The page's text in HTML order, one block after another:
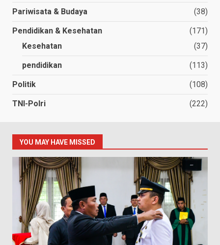
Pariwisata & Budaya (38)
Pendidikan & Kesehatan
(171)
Kesehatan
(37)
pendidikan (113)
Politik (108)
TNI-Polri (222)
YOU MAY HAVE MISSED